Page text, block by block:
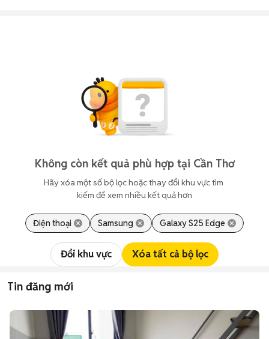
Không còn kết quả phù hợp tại Cần Thơ
Hãy xóa một số bộ lọc hoặc thay đổi khu vực tìm
kiếm để xem nhiều kết quả hơn
Điện thoại Samsung Galaxy S25 Edge
Đổi khu vực Xóa tất cả bộ lọc
Tin đăng mới